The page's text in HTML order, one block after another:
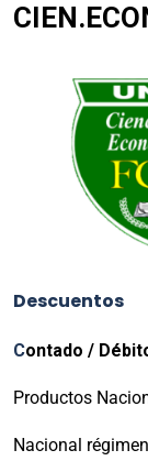
Descuentos
Contado /
Productos
Nacional